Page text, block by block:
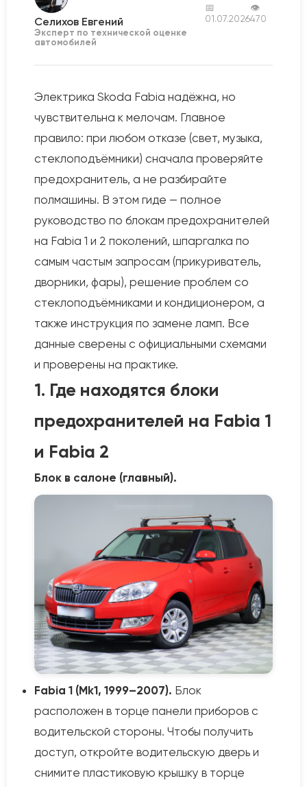
Селихов Евгений
Эксперт по технической оценке
автомобилей
📅
01.07.2026
👁
470
Электрика Skoda Fabia надёжна, но
чувствительна к мелочам. Главное
правило: при любом отказе (свет, музыка,
стеклоподъёмники) сначала проверяйте
предохранитель, а не разбирайте
полмашины. В этом гиде — полное
руководство по блокам предохранителей
на Fabia 1 и 2 поколений, шпаргалка по
самым частым запросам (прикуриватель,
дворники, фары), решение проблем со
стеклоподъёмниками и кондиционером, а
также инструкция по замене ламп. Все
данные сверены с официальными схемами
и проверены на практике.
1. Где находятся блоки
предохранителей на Fabia 1
и Fabia 2
Блок в салоне (главный).
Fabia 1 (Mk1, 1999–2007). Блок
расположен в торце панели приборов с
водительской стороны. Чтобы получить
доступ, откройте водительскую дверь и
снимите пластиковую крышку в торце